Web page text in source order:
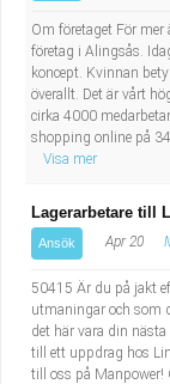
Hälso- och
Industriell
Installation,
Kropps-
Kultur,
Militärt
Personlig
Lärare i
Om företaget För
företag i Alingsås.
koncept. Kvinnan
överallt. Det är vårt
cirka 4000
shopping online på
Visa mer
Lagerarbetare till
Ansök Apr 20
50415 Är du på jakt
utmaningar och som
det här vara din
till ett uppdrag hos
till oss på